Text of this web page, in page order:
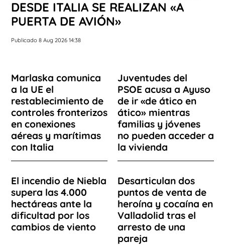
DESDE ITALIA SE REALIZAN «A
PUERTA DE AVIÓN»
Publicado 8 Aug 2026 14:38
Marlaska comunica
a la UE el
restablecimiento de
controles fronterizos
en conexiones
aéreas y marítimas
con Italia
Juventudes del
PSOE acusa a Ayuso
de ir «de ático en
ático» mientras
familias y jóvenes
no pueden acceder a
la vivienda
El incendio de Niebla
supera las 4.000
hectáreas ante la
dificultad por los
cambios de viento
Desarticulan dos
puntos de venta de
heroína y cocaína en
Valladolid tras el
arresto de una
pareja